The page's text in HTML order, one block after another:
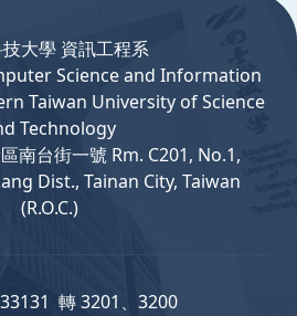
大學 資訊工程系
Science and Information
Taiwan University of Science
Technology
南台街一號 Rm. C201, No.1,
Dist., Tainan City, Taiwan
(R.O.C.)
轉 3201、3200